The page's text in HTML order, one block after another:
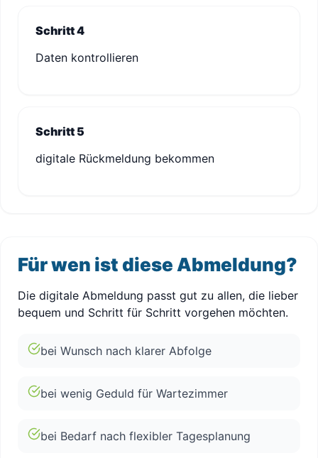
Schritt 4
Daten kontrollieren
Schritt 5
digitale Rückmeldung bekommen
Für wen ist diese Abmeldung?
Die digitale Abmeldung passt gut zu allen, die lieber
bequem und Schritt für Schritt vorgehen möchten.
bei Wunsch nach klarer Abfolge
bei wenig Geduld für Wartezimmer
bei Bedarf nach flexibler Tagesplanung